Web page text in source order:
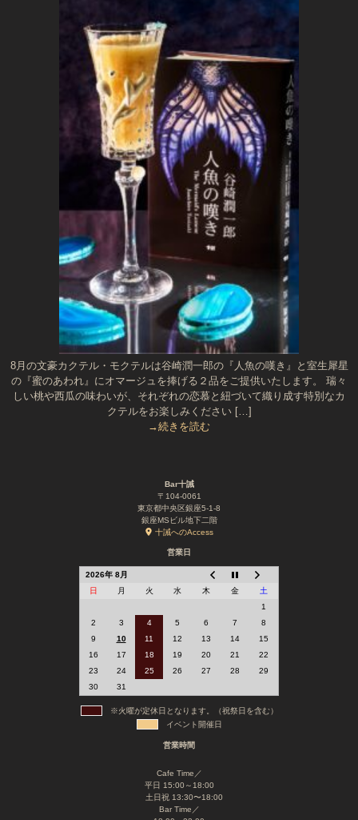
8月の文豪カクテル・モクテルは谷崎潤一郎の『人魚の嘆き』と室生犀星
の『蜜のあわれ』にオマージュを捧げる２品をご提供いたします。 瑞々
しい桃や西瓜の味わいが、それぞれの恋慕と紐づいて織り成す特別なカ
クテルをお楽しみください […]
→続きを読む
Bar十誡
〒104-0061
東京都中央区銀座5-1-8
銀座MSビル地下二階
十誡へのAccess
営業日
2026年 8月
日
月 火 水 木 金
土
1
2
3 4 5 6 7
8
9
10 11 12 13 14
15
16
17 18 19 20 21
22
23
24 25 26 27 28
29
30
31
※火曜が定休日となります。（祝祭日を含む）
イベント開催日
営業時間
Cafe Time／
平日 15:00～18:00
土日祝 13:30〜18:00
Bar Time／